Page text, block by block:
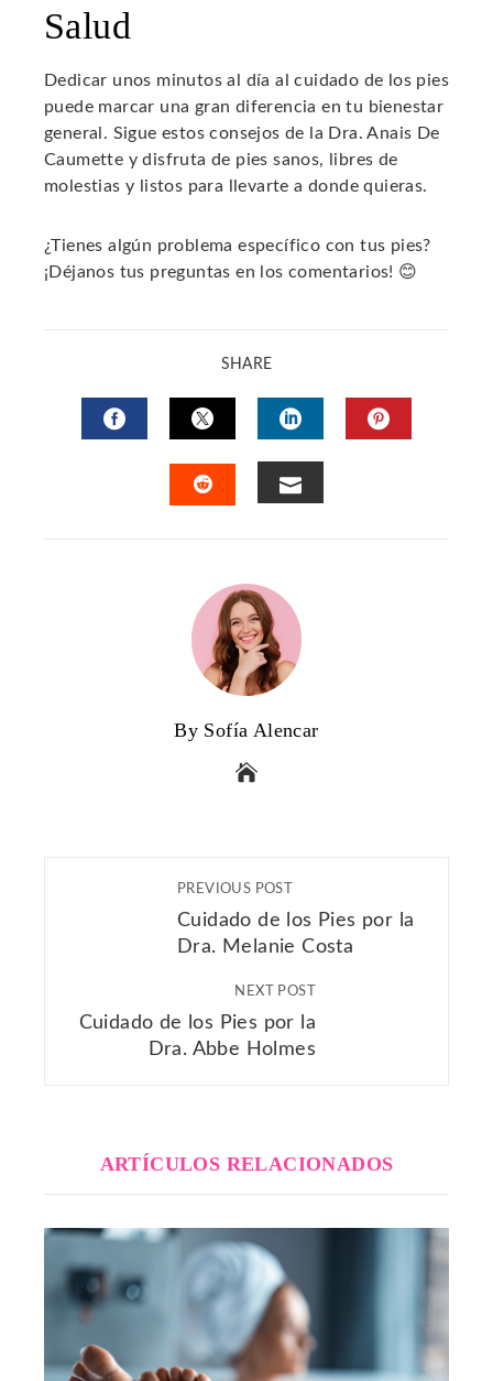
Salud
Dedicar unos minutos al día al cuidado de los pies
puede marcar una gran diferencia en tu bienestar
general. Sigue estos consejos de la Dra. Anais De
Caumette y disfruta de pies sanos, libres de
molestias y listos para llevarte a donde quieras.
¿Tienes algún problema específico con tus pies?
¡Déjanos tus preguntas en los comentarios! 😊
SHARE
FACEBOOKTWITTERLINKEDIN
By Sofía Alencar
PREVIOUS POST
Cuidado de los Pies por la
Dra. Melanie Costa
NEXT POST
Cuidado de los Pies por la
Dra. Abbe Holmes
ARTÍCULOS RELACIONADOS